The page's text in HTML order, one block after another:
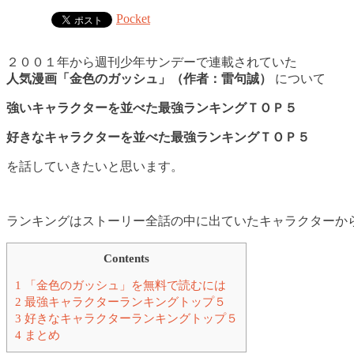
Pocket
２００１年から週刊少年サンデーで連載されていた
人気漫画「金色のガッシュ」（作者：雷句誠）
について
強いキャラクターを並べた最強ランキングＴＯＰ５
好きなキャラクターを並べた最強ランキングＴＯＰ５
を話していきたいと思います。
ランキングはストーリー全話の中に出ていたキャラクターか
Contents
1
「金色のガッシュ」を無料で読むには
2 最強キャラクターランキングトップ５
3 好きなキャラクターランキングトップ５
4 まとめ